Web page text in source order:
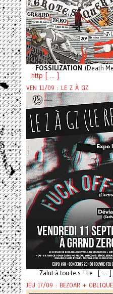
FOSSILIZATION (Death
http [ ... ]
VEN 11/09 : LE Z À GZ
Zalut à tou.te.s ! Le [ ... ]
JEU 17/09 : BEZOAR +